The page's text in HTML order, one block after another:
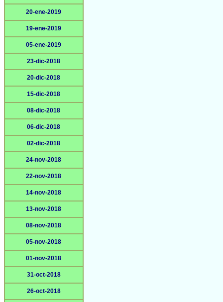
20-ene-2019
19-ene-2019
05-ene-2019
23-dic-2018
20-dic-2018
15-dic-2018
08-dic-2018
06-dic-2018
02-dic-2018
24-nov-2018
22-nov-2018
14-nov-2018
13-nov-2018
08-nov-2018
05-nov-2018
01-nov-2018
31-oct-2018
26-oct-2018